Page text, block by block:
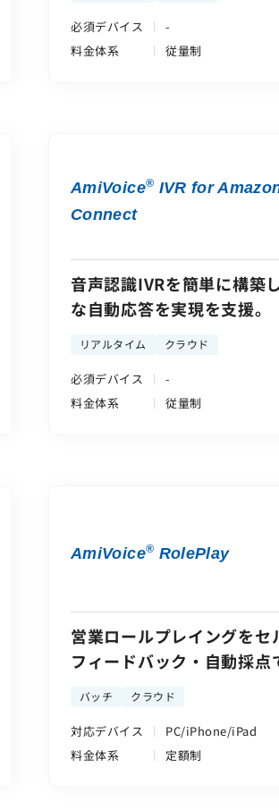
必須デバイス
-
料金体系
従量制
AmiVoice® IVR for
Connect
音声認識IVRを簡単に構築
な自動応答を実現を支援。
リアルタイム クラウド
必須デバイス
-
料金体系
従量制
AmiVoice® RolePlay
営業ロールプレイングを
フィードバック・自動採
バッチ クラウド
対応デバイス
PC/iPhone/iPad
料金体系
定額制